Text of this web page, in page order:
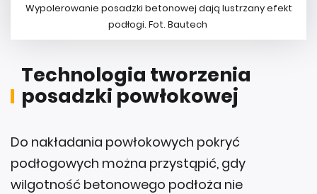
Wypolerowanie posadzki betonowej dają lustrzany efekt
podłogi. Fot. Bautech
Technologia tworzenia
posadzki powłokowej
Do nakładania powłokowych pokryć
podłogowych można przystąpić, gdy
wilgotność betonowego podłoża nie